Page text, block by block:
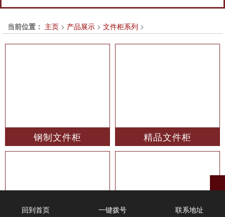
当前位置： 主页 > 产品展示 > 文件柜系列 >
钢制文件柜 精品文件柜
回到首页 一键拨号 联系地址